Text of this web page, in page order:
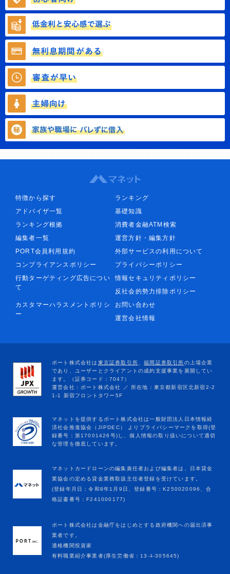
特徴から探す
ランキング
アドバイザ一覧
基礎知識
ランキング根拠
消費者金融ATM検索
編集者一覧
運営方針・編集方針
PORT会員利用規約
外部サービスの利用について
コンプライアンスポリシー
プライバシーポリシー
行動ターゲティング広告につい
て
情報セキュリティポリシー
反社会的勢力排除ポリシー
カスタマーハラスメントポリシ
ー
お問い合わせ
運営会社情報
マネットカードローンの編集責任者および編集者は、日本貸金
業協会の定める貸金業務取扱主任者登録を受けています。
(登録年月日：令和8年1月9日、登録番号：K250020096、合
格証書番号：F241000177)
ポート株式会社は金融庁をはじめとする政府機関への届出済事
業者です。
適格機関投資家
有料職業紹介事業者(厚生労働省：13-ﾕ-305645)